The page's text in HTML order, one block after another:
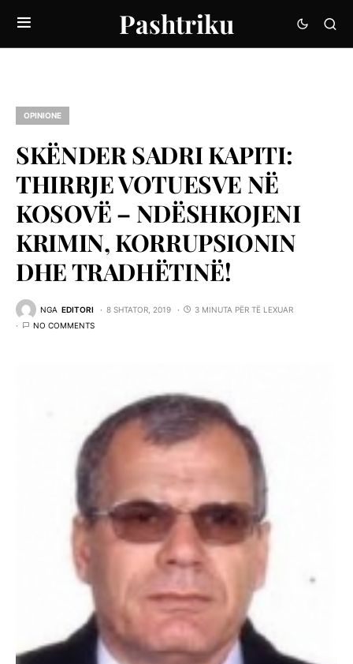
Pashtriku
OPINIONE
SKËNDER SADRI KAPITI:
THIRRJE VOTUESVE NË
KOSOVË – NDËSHKOJENI
KRIMIN, KORRUPSIONIN
DHE TRADHËTINË!
NGA EDITORI 8 SHTATOR, 2019
3 MINUTA PËR TË LEXUAR
NO COMMENTS